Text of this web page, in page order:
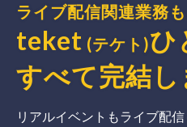
ライブ配信関連業務も
teket (テケト)ひ
すべて完結
リアルイベントもライブ配